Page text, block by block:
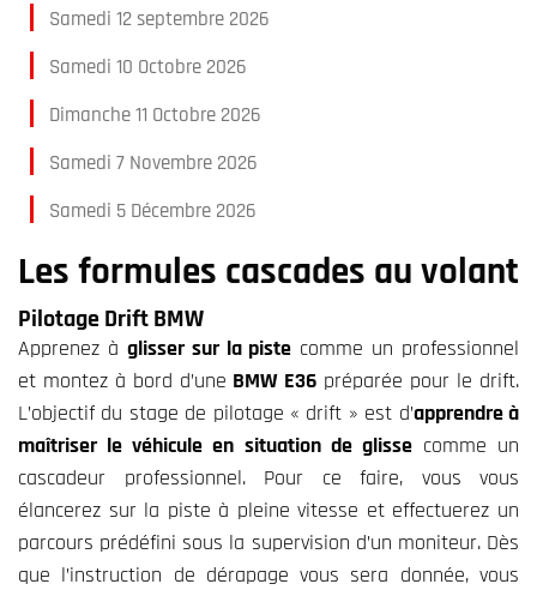
Samedi 12 septembre 2026
Samedi 10 Octobre 2026
Dimanche 11 Octobre 2026
Samedi 7 Novembre 2026
Samedi 5 Décembre 2026
Les formules cascades au volant
Pilotage Drift BMW
Apprenez à glisser sur la piste comme un professionnel
et montez à bord d’une BMW E36 préparée pour le drift.
L’objectif du stage de pilotage « drift » est d’apprendre à
maîtriser le véhicule en situation de glissecomme un
cascadeur professionnel. Pour ce faire, vous vous
élancerez sur la piste à pleine vitesse et effectuerez un
parcours prédéfini sous la supervision d’un moniteur. Dès
que l’instruction de dérapage vous sera donnée, vous